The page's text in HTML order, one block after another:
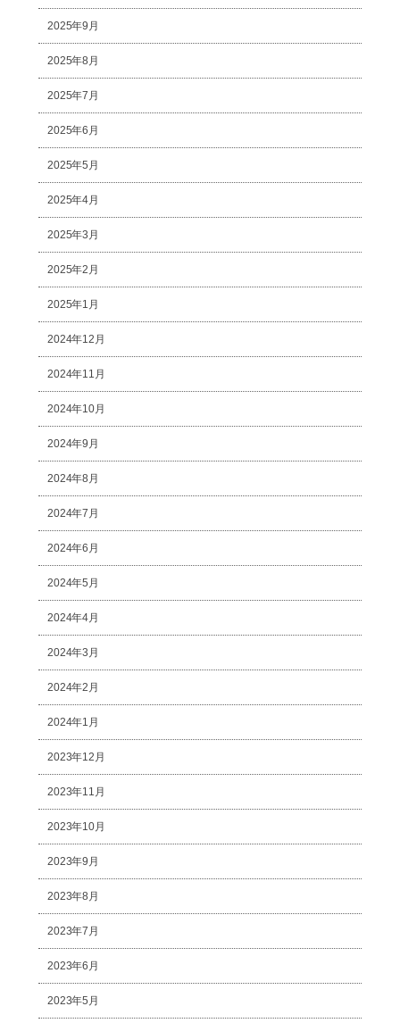
2025年9月
2025年8月
2025年7月
2025年6月
2025年5月
2025年4月
2025年3月
2025年2月
2025年1月
2024年12月
2024年11月
2024年10月
2024年9月
2024年8月
2024年7月
2024年6月
2024年5月
2024年4月
2024年3月
2024年2月
2024年1月
2023年12月
2023年11月
2023年10月
2023年9月
2023年8月
2023年7月
2023年6月
2023年5月